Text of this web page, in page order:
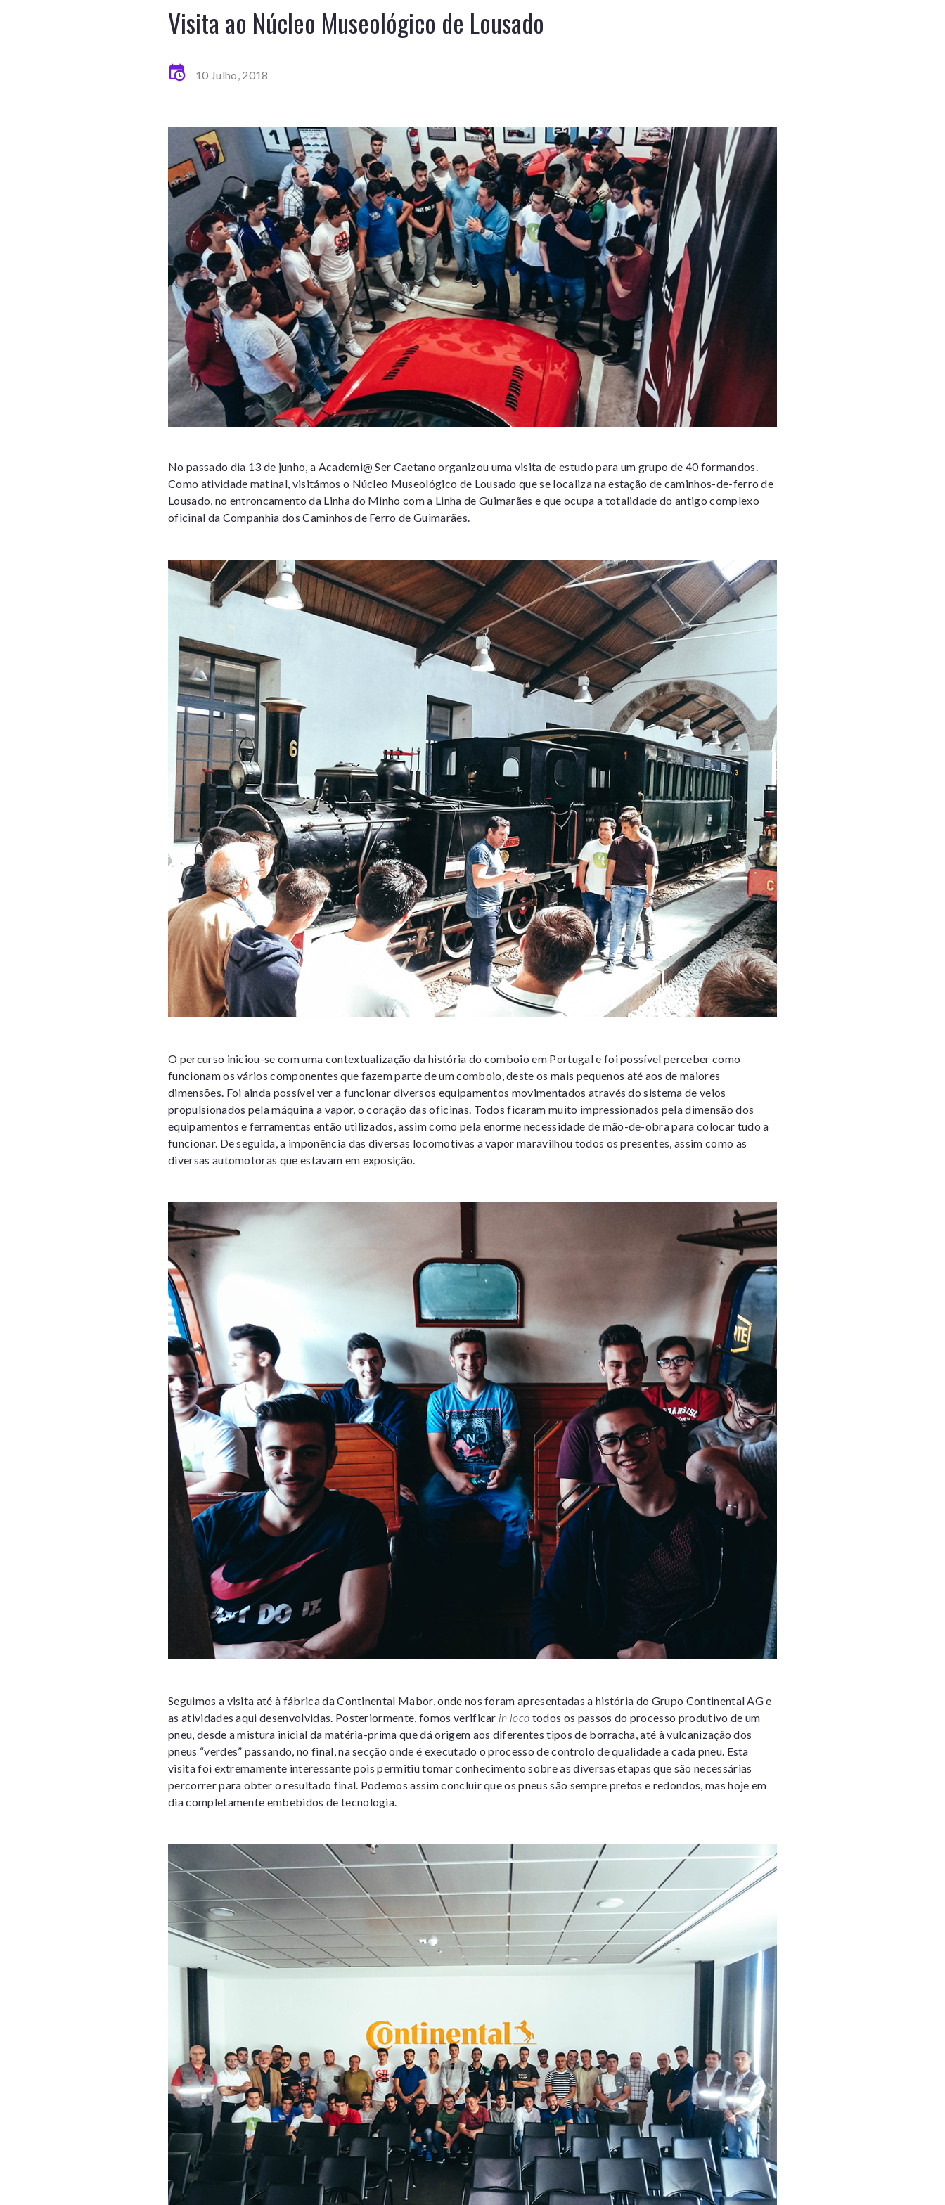
Visita ao Núcleo Museológico de Lousado
10 Julho, 2018
No passado dia 13 de junho, a Academi@ Ser Caetano organizou uma visita de estudo para um grupo de 40 formandos.
Como atividade matinal, visitámos o Núcleo Museológico de Lousado que se localiza na estação de caminhos-de-ferro de
Lousado, no entroncamento da Linha do Minho com a Linha de Guimarães e que ocupa a totalidade do antigo complexo
oficinal da Companhia dos Caminhos de Ferro de Guimarães.
O percurso iniciou-se com uma contextualização da história do comboio em Portugal e foi possível perceber como
funcionam os vários componentes que fazem parte de um comboio, deste os mais pequenos até aos de maiores
dimensões. Foi ainda possível ver a funcionar diversos equipamentos movimentados através do sistema de veios
propulsionados pela máquina a vapor, o coração das oficinas. Todos ficaram muito impressionados pela dimensão dos
equipamentos e ferramentas então utilizados, assim como pela enorme necessidade de mão-de-obra para colocar tudo a
funcionar. De seguida, a imponência das diversas locomotivas a vapor maravilhou todos os presentes, assim como as
diversas automotoras que estavam em exposição.
Seguimos a visita até à fábrica da Continental Mabor, onde nos foram apresentadas a história do Grupo Continental AG e
as atividades aqui desenvolvidas. Posteriormente, fomos verificar in loco todos os passos do processo produtivo de um
pneu, desde a mistura inicial da matéria-prima que dá origem aos diferentes tipos de borracha, até à vulcanização dos
pneus “verdes” passando, no final, na secção onde é executado o processo de controlo de qualidade a cada pneu. Esta
visita foi extremamente interessante pois permitiu tomar conhecimento sobre as diversas etapas que são necessárias
percorrer para obter o resultado final. Podemos assim concluir que os pneus são sempre pretos e redondos, mas hoje em
dia completamente embebidos de tecnologia.